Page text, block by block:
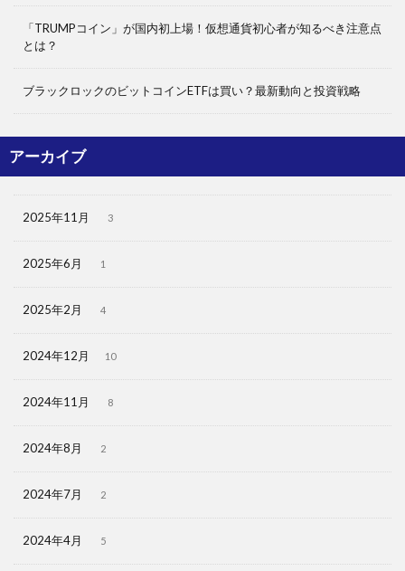
「TRUMPコイン」が国内初上場！仮想通貨初心者が知るべき注意点
とは？
ブラックロックのビットコインETFは買い？最新動向と投資戦略
アーカイブ
2025年11月 3
2025年6月 1
2025年2月 4
2024年12月 10
2024年11月 8
2024年8月 2
2024年7月 2
2024年4月 5